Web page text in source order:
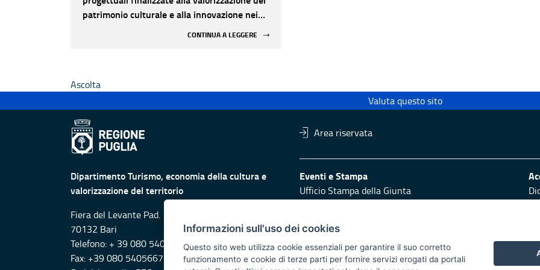
patrimonio culturale e alla innovazione nei
CONTINUA A LEGGERE
Ascolta
Valuta questo sito
Area riservata
Dipartimento Turismo, economia della cultura e
valorizzazione del territorio
Fiera del Levante Pad. 107, Lungomare Starita -
70132 Bari
Telefono: + 39 080 5405615
Fax: +39 080 5405667
Eventi e Stampa
Ufficio Stampa della Giunta
Press Regione
Responsabili di pubblicazione
Informazioni sull'uso dei cookies
Questo sito web utilizza cookie essenziali per garantire il suo corretto
funzionamento e cookie di terze parti per fornire servizi erogati da portali